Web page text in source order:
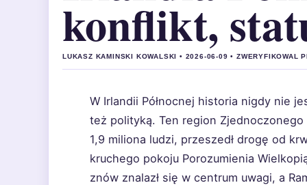
konflikt,
LUKASZ KAMINSKI KOWALSKI • 2026-06-09 • ZWERYFIKOWAL
W Irlandii Północnej historia nigdy nie
też polityką. Ten region Zjednoczonego
1,9 miliona ludzi, przeszedł drogę od
kruchego pokoju Porozumienia
znów znalazł się w centrum uwagi, a